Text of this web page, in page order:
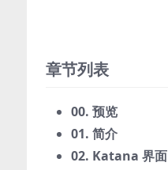
章节列表
00. 预览
01. 简介
02. Katana 界面